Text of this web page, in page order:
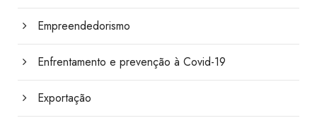
Empreendedorismo
Enfrentamento e prevenção à Covid-19
Exportação